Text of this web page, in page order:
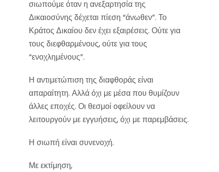
σιωπούμε όταν η ανεξαρτησία της
Δικαιοσύνης δέχεται πίεση “άνωθεν”. Το
Κράτος Δικαίου δεν έχει εξαιρέσεις. Ούτε για
τους διεφθαρμένους, ούτε για τους
“ενοχλημένους”.
Η αντιμετώπιση της διαφθοράς είναι
απαραίτητη. Αλλά όχι με μέσα που θυμίζουν
άλλες εποχές. Οι θεσμοί οφείλουν να
λειτουργούν με εγγυήσεις, όχι με παρεμβάσεις.
Η σιωπή είναι συνενοχή.
Με εκτίμηση,